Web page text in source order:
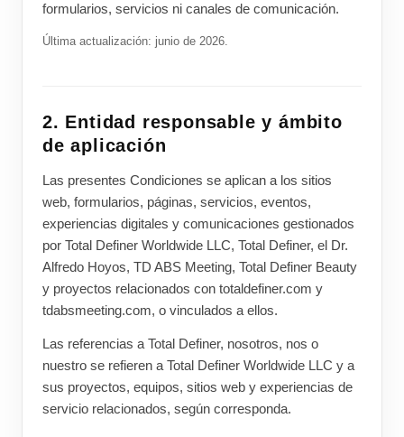
formularios, servicios ni canales de comunicación.
Última actualización: junio de 2026.
2. Entidad responsable y ámbito
de aplicación
Las presentes Condiciones se aplican a los sitios
web, formularios, páginas, servicios, eventos,
experiencias digitales y comunicaciones gestionados
por Total Definer Worldwide LLC, Total Definer, el Dr.
Alfredo Hoyos, TD ABS Meeting, Total Definer Beauty
y proyectos relacionados con totaldefiner.com y
tdabsmeeting.com, o vinculados a ellos.
Las referencias a Total Definer, nosotros, nos o
nuestro se refieren a Total Definer Worldwide LLC y a
sus proyectos, equipos, sitios web y experiencias de
servicio relacionados, según corresponda.